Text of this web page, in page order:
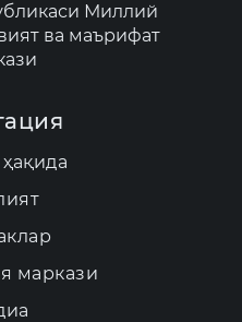
Миллий
ва маърифат
маркази